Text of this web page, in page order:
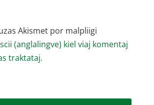
Akismet por malpliigi
(anglalingve) kiel viaj komentaj
traktataj.